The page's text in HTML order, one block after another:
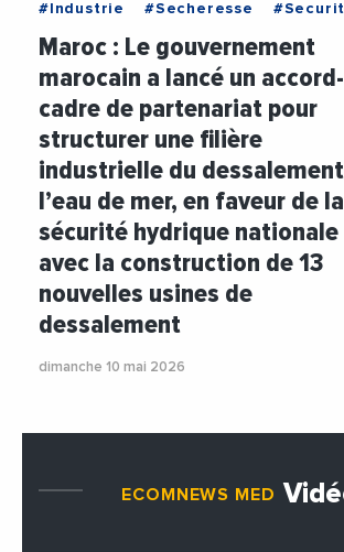
#Industrie
#Secheresse
Maroc : Le gouvernement
marocain a lancé un accord-
cadre de partenariat pour
structurer une filière
industrielle du
l’eau de mer, en faveur de la
sécurité hydrique nationale
avec la construction de 13
nouvelles usines de
dessalement
dimanche 10 mai 2026
ECOMNEWS MED